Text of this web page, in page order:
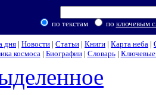
по текстам по ключевым
дня | Новости | Статьи | Книги | Карта неба |
космоса| Биографии| Словарь| Ключевые